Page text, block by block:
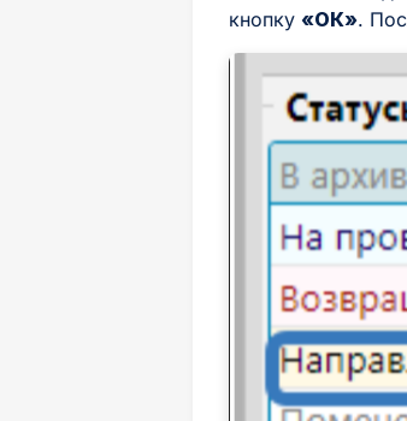
кнопку «ОК».